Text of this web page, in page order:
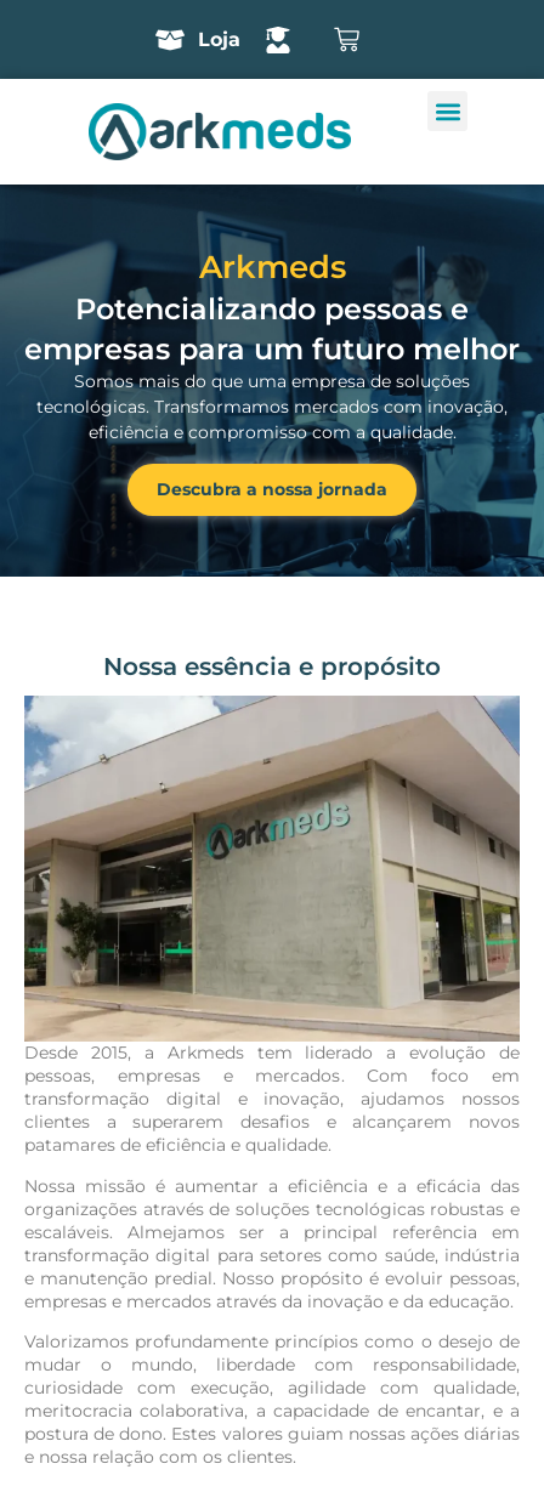
Loja
Arkmeds
Potencializando pessoas e
empresas para um futuro melhor
Somos mais do que uma empresa de soluções
tecnológicas. Transformamos mercados com inovação,
eficiência e compromisso com a qualidade.
Descubra a nossa jornada
Nossa essência e propósito
Desde 2015, a Arkmeds tem liderado a evolução de
pessoas, empresas e mercados. Com foco em
transformação digital e inovação, ajudamos nossos
clientes a superarem desafios e alcançarem novos
patamares de eficiência e qualidade.
Nossa missão é aumentar a eficiência e a eficácia das
organizações através de soluções tecnológicas robustas e
escaláveis. Almejamos ser a principal referência em
transformação digital para setores como saúde, indústria
e manutenção predial. Nosso propósito é evoluir pessoas,
empresas e mercados através da inovação e da educação.
Valorizamos profundamente princípios como o desejo de
mudar o mundo, liberdade com responsabilidade,
curiosidade com execução, agilidade com qualidade,
meritocracia colaborativa, a capacidade de encantar, e a
postura de dono. Estes valores guiam nossas ações diárias
e nossa relação com os clientes.